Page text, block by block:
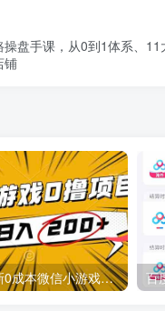
盘手课，从0到1体系、11
铺
2025年最新0成本微信小游戏撸收益小项目，轻松日入200+